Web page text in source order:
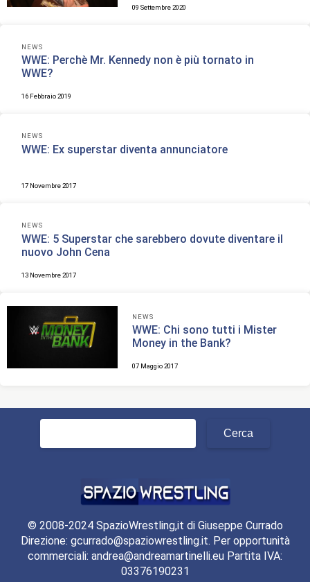
09 Settembre 2020
NEWS
WWE: Perchè Mr. Kennedy non è più tornato in
WWE?
16 Febbraio 2019
NEWS
WWE: Ex superstar diventa annunciatore
17 Novembre 2017
NEWS
WWE: 5 Superstar che sarebbero dovute diventare il
nuovo John Cena
13 Novembre 2017
NEWS
WWE: Chi sono tutti i Mister
Money in the Bank?
07 Maggio 2017
Ricerca
© 2008-2024 SpazioWrestling,it di Giuseppe Currado
Direzione: gcurrado@spaziowrestling.it. Per opportunità
commerciali: andrea@andreamartinelli.eu Partita IVA:
03376190231